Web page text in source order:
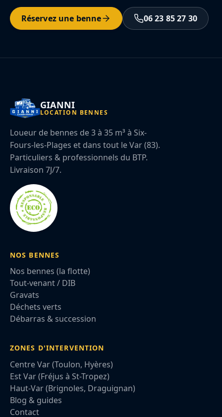
Réservez une benne 06 23 85 27 30
GIANNI
LOCATION BENNES
Loueur de bennes de 3 à 35 m³ à Six-
Fours-les-Plages et dans tout le Var (83).
Particuliers & professionnels du BTP.
Livraison 7J/7.
NOS BENNES
Nos bennes (la flotte)
Tout-venant / DIB
Gravats
Déchets verts
Débarras & succession
ZONES D'INTERVENTION
Centre Var (Toulon, Hyères)
Est Var (Fréjus à St-Tropez)
Haut-Var (Brignoles, Draguignan)
Blog & guides
Contact